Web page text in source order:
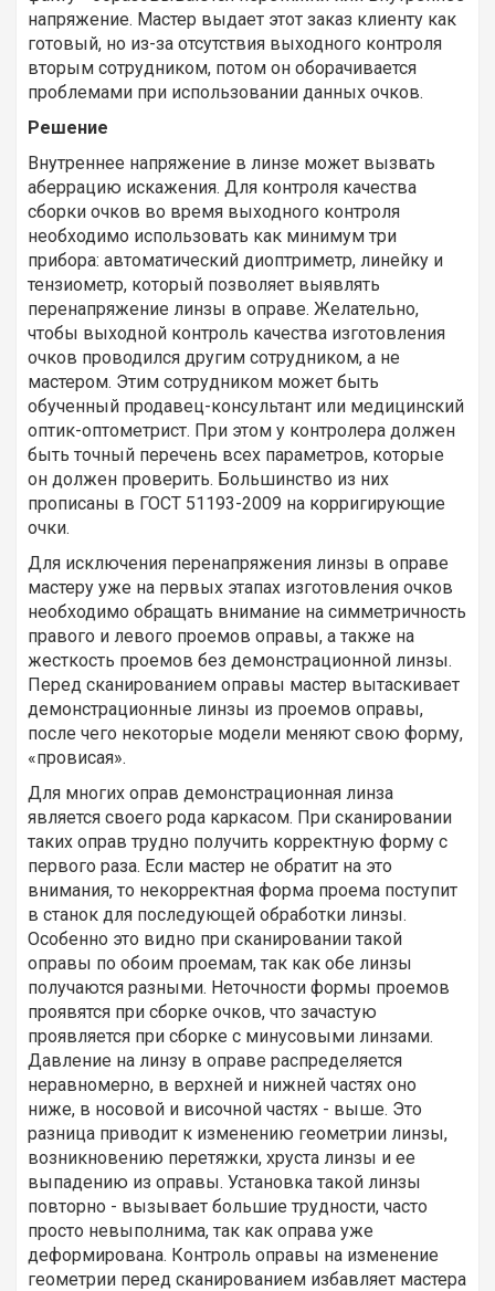
напряжение. Мастер выдает этот заказ клиенту как
готовый, но из-за отсутствия выходного контроля
вторым сотрудником, потом он оборачивается
проблемами при использовании данных очков.
Решение
Внутреннее напряжение в линзе может вызвать
аберрацию искажения. Для контроля качества
сборки очков во время выходного контроля
необходимо использовать как минимум три
прибора: автоматический диоптриметр, линейку и
тензиометр, который позволяет выявлять
перенапряжение линзы в оправе. Желательно,
чтобы выходной контроль качества изготовления
очков проводился другим сотрудником, а не
мастером. Этим сотрудником может быть
обученный продавец-консультант или медицинский
оптик-оптометрист. При этом у контролера должен
быть точный перечень всех параметров, которые
он должен проверить. Большинство из них
прописаны в ГОСТ 51193-2009 на корригирующие
очки.
Для исключения перенапряжения линзы в оправе
мастеру уже на первых этапах изготовления очков
необходимо обращать внимание на симметричность
правого и левого проемов оправы, а также на
жесткость проемов без демонстрационной линзы.
Перед сканированием оправы мастер вытаскивает
демонстрационные линзы из проемов оправы,
после чего некоторые модели меняют свою форму,
«провисая».
Для многих оправ демонстрационная линза
является своего рода каркасом. При сканировании
таких оправ трудно получить корректную форму с
первого раза. Если мастер не обратит на это
внимания, то некорректная форма проема поступит
в станок для последующей обработки линзы.
Особенно это видно при сканировании такой
оправы по обоим проемам, так как обе линзы
получаются разными. Неточности формы проемов
проявятся при сборке очков, что зачастую
проявляется при сборке с минусовыми линзами.
Давление на линзу в оправе распределяется
неравномерно, в верхней и нижней частях оно
ниже, в носовой и височной частях - выше. Это
разница приводит к изменению геометрии линзы,
возникновению перетяжки, хруста линзы и ее
выпадению из оправы. Установка такой линзы
повторно - вызывает большие трудности, часто
просто невыполнима, так как оправа уже
деформирована. Контроль оправы на изменение
геометрии перед сканированием избавляет мастера